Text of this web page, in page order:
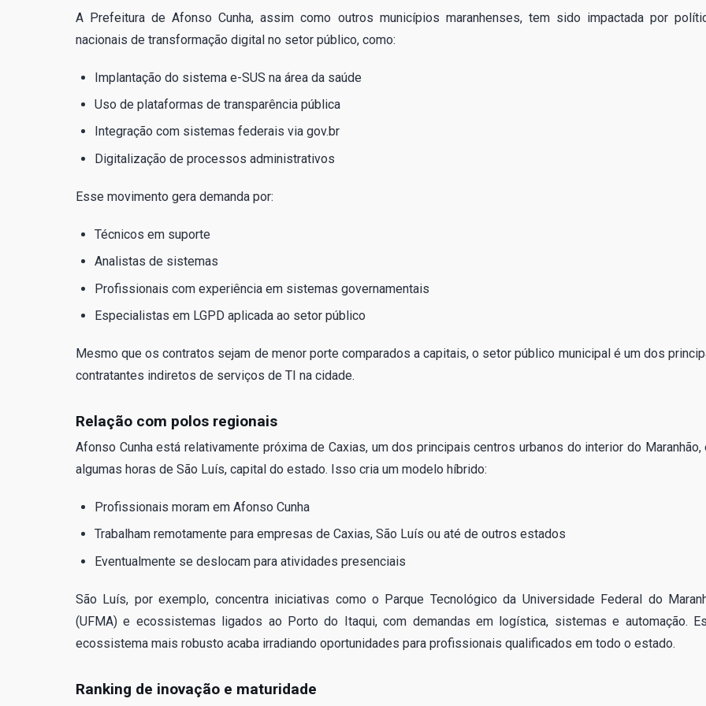
A Prefeitura de Afonso Cunha, assim como outros municípios maranhenses, tem sido impactada por
nacionais de transformação digital no setor público, como:
Implantação do sistema e-SUS na área da saúde
Uso de plataformas de transparência pública
Integração com sistemas federais via gov.br
Digitalização de processos administrativos
Esse movimento gera demanda por:
Técnicos em suporte
Analistas de sistemas
Profissionais com experiência em sistemas governamentais
Especialistas em LGPD aplicada ao setor público
Mesmo que os contratos sejam de menor porte comparados a capitais, o setor público municipal é um dos
contratantes indiretos de serviços de TI na cidade.
Relação com polos regionais
Afonso Cunha está relativamente próxima de Caxias, um dos principais centros urbanos do interior do Maranhão,
algumas horas de São Luís, capital do estado. Isso cria um modelo híbrido:
Profissionais moram em Afonso Cunha
Trabalham remotamente para empresas de Caxias, São Luís ou até de outros estados
Eventualmente se deslocam para atividades presenciais
São Luís, por exemplo, concentra iniciativas como o Parque Tecnológico da Universidade Federal do
(UFMA) e ecossistemas ligados ao Porto do Itaqui, com demandas em logística, sistemas e automação.
ecossistema mais robusto acaba irradiando oportunidades para profissionais qualificados em todo o estado.
Ranking de inovação e maturidade